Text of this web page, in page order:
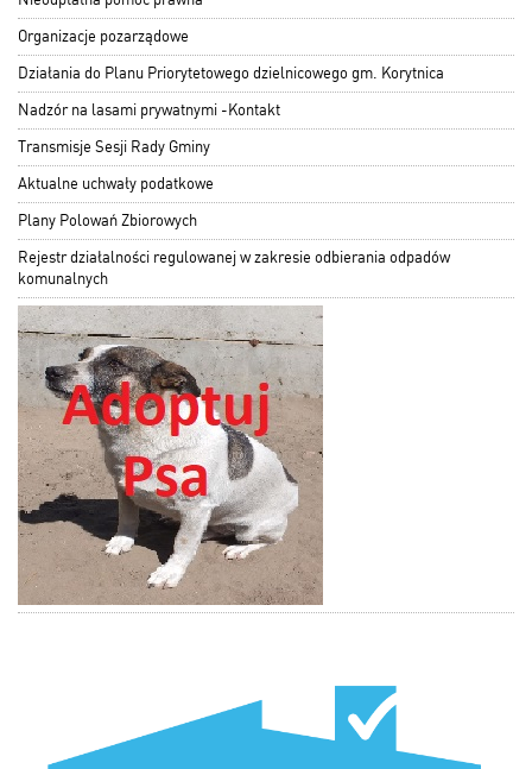
Organizacje pozarządowe
Działania do Planu Priorytetowego dzielnicowego gm. Korytnica
Nadzór na lasami prywatnymi -Kontakt
Transmisje Sesji Rady Gminy
Aktualne uchwały podatkowe
Plany Polowań Zbiorowych
Rejestr działalności regulowanej w zakresie odbierania odpadów
komunalnych